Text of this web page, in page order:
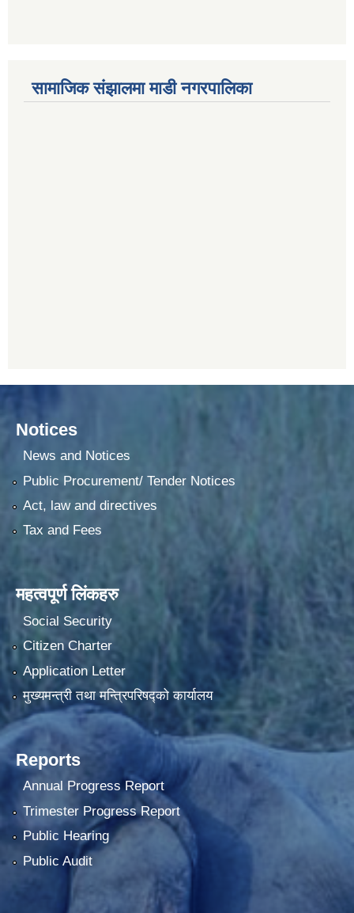
सामाजिक संझालमा माडी नगरपालिका
Notices
News and Notices
Public Procurement/ Tender Notices
Act, law and directives
Tax and Fees
महत्वपूर्ण लिंकहरु
Social Security
Citizen Charter
Application Letter
मुख्यमन्त्री तथा मन्त्रिपरिषद्को कार्यालय
Reports
Annual Progress Report
Trimester Progress Report
Public Hearing
Public Audit